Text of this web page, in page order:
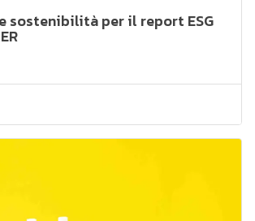
sostenibilità per il report ESG